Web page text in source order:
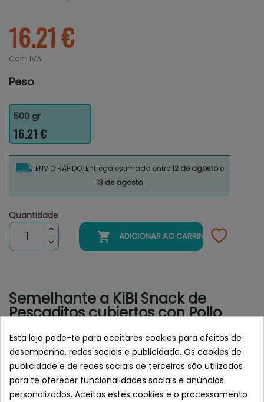
16.21 €
Com IVA
Peso
500 gr
16.21 €
ENVIO RÁPIDO: Entrega estimada entre12 de agostoe
13 de agosto
Quantidade
 ADICIONAR AO CARRINHO
Semelhante a KIBI Snack de
Pescaditos cubiertos con Pollo
Esta loja pede-te para aceitares cookies para efeitos de
desempenho, redes sociais e publicidade. Os cookies de
publicidade e de redes sociais de terceiros são utilizados
para te oferecer funcionalidades sociais e anúncios
personalizados. Aceitas estes cookies e o processamento